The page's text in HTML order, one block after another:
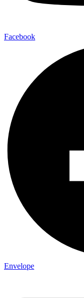
Facebook
Envelope